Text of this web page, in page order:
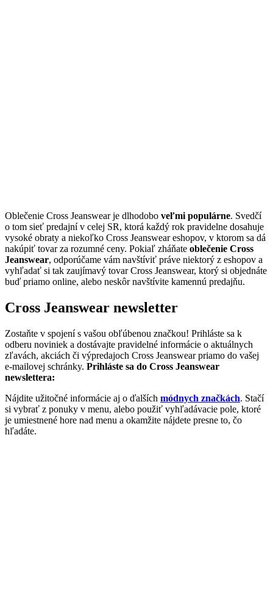
Oblečenie Cross Jeanswear je dlhodobo veľmi populárne. Svedčí
o tom sieť predajní v celej SR, ktorá každý rok pravidelne dosahuje
vysoké obraty a niekoľko Cross Jeanswear eshopov, v ktorom sa dá
nakúpiť tovar za rozumné ceny. Pokiaľ zháňate oblečenie Cross
Jeanswear, odporúčame vám navštíviť práve niektorý z eshopov a
vyhľadať si tak zaujímavý tovar Cross Jeanswear, ktorý si objednáte
buď priamo online, alebo neskôr navštívite kamennú predajňu.
Cross Jeanswear newsletter
Zostaňte v spojení s vašou obľúbenou značkou! Prihláste sa k
odberu noviniek a dostávajte pravidelné informácie o aktuálnych
zľavách, akciách či výpredajoch Cross Jeanswear priamo do vašej
e-mailovej schránky. Prihláste sa do Cross Jeanswear
newslettera:
Nájdite užitočné informácie aj o ďalších módnych značkách. Stačí
si vybrať z ponuky v menu, alebo použiť vyhľadávacie pole, ktoré
je umiestnené hore nad menu a okamžite nájdete presne to, čo
hľadáte.